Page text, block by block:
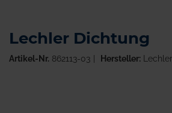
Lechler Dichtung
Artikel-Nr. 862113-03 Hersteller:Lechler